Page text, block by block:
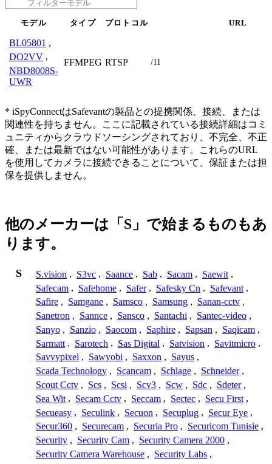
モデル タイプ プロトコル URL
BL05801 ,
DO2VV ,
NBD8008S-
UWR
FFMPEG RTSP /11
* iSpyConnectはSafevantの製品との提携関係、接続、または
関連性を持ちません。ここに記載されている接続詳細はコミ
ュニティからクラウドソーシングされており、不完全、不正
確、または最新ではない可能性があります。これらのURL
を使用してカメラに接続できることについて、保証または担
保を提供しません。
他のメーカーは「S」で始まるものもあ
ります。
S S.vision , S3vc , Saance , Sab , Sacam , Saewit ,
Safecam , Safehome , Safer , Safesky Cn , Safevant ,
Safire , Samgane , Samsco , Samsung , Sanan-cctv ,
Sanetron , Sannce , Sansco , Santachi , Santec-video ,
Sanyo , Sanzio , Saocom , Saphire , Sapsan , Saqicam ,
Sarmatt , Sarotech , Sas Digital , Satvision , Savitmicro ,
Savvypixel , Sawyobi , Saxxon , Sayus ,
Scada Technology , Scancam , Schlage , Schneider ,
Scout Cctv , Scs , Scsi , Scv3 , Scw , Sdc , Sdeter ,
Sea Wit , Secam Cctv , Seccam , Sectec , Secu First ,
Secueasy , Seculink , Secuon , Secuplug , Secur Eye ,
Secur360 , Securecam , Securia Pro , Securicom Tunisie ,
Security , Security Cam , Security Camera 2000 ,
Security Camera Warehouse , Security Labs ,